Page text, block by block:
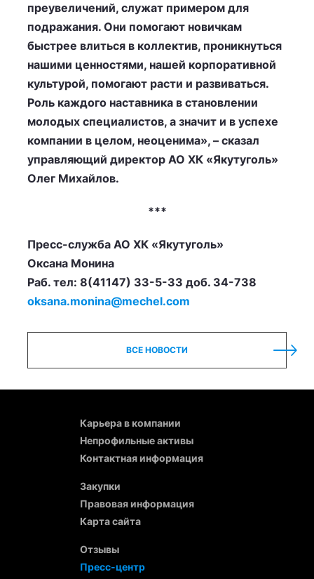
преувеличений, служат примером для
подражания. Они помогают новичкам
быстрее влиться в коллектив, проникнуться
нашими ценностями, нашей корпоративной
культурой, помогают расти и развиваться.
Роль каждого наставника в становлении
молодых специалистов, а значит и в успехе
компании в целом, неоценима», – сказал
управляющий директор АО ХК «Якутуголь»
Олег Михайлов.
***
Пресс-служба АО ХК «Якутуголь»
Оксана Монина
Раб. тел: 8(41147) 33-5-33 доб. 34-738
oksana.monina@mechel.com
ВСЕ НОВОСТИ
Карьера в компании
Непрофильные активы
Контактная информация
Закупки
Правовая информация
Карта сайта
Отзывы
Пресс-центр